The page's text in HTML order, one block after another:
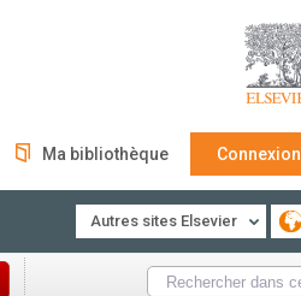
Ma bibliothèque Connexion
Autres sites Elsevier